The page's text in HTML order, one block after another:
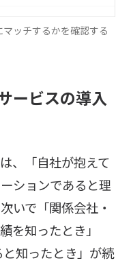
ッチするかを確認する
ービスの導入
、「自社が抱えて
ションであると理
いで「関係会社・
を知ったとき」
と知ったとき」が続